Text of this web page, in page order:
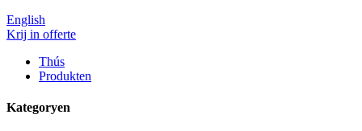
English
Krij in offerte
Thús
Produkten
Kategoryen